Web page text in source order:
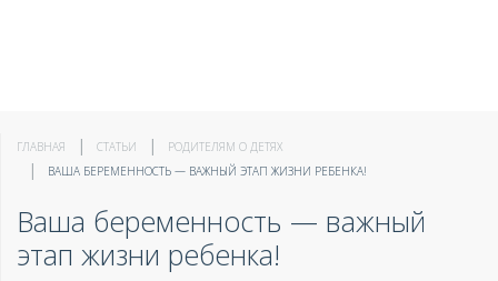
ГЛАВНАЯ СТАТЬИ
РОДИТЕЛЯМ О ДЕТЯХ
ВАША БЕРЕМЕННОСТЬ — ВАЖНЫЙ ЭТАП ЖИЗНИ РЕБЕНКА!
Ваша беременность — важный
этап жизни ребенка!